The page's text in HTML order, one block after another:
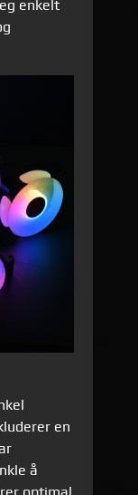
enkelt
en
å